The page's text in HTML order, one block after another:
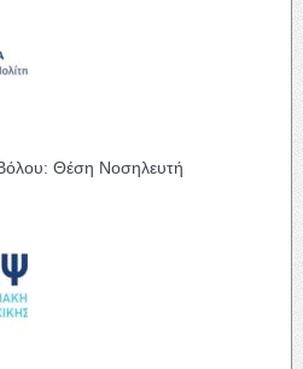
Θέση Νοσηλευτή